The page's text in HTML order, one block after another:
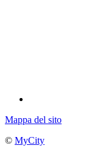
Mappa del sito
© MyCity